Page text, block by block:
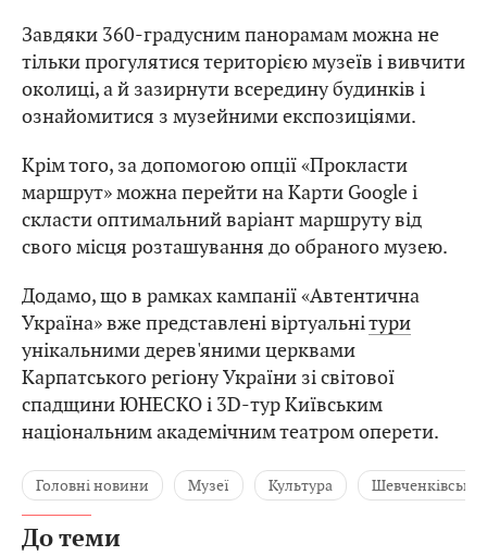
Завдяки 360-градусним панорамам можна не
тільки прогулятися територією музеїв і вивчити
околиці, а й зазирнути всередину будинків і
ознайомитися з музейними експозиціями.
Крім того, за допомогою опції «Прокласти
маршрут» можна перейти на Карти Google і
скласти оптимальний варіант маршруту від
свого місця розташування до обраного музею.
Додамо, що в рамках кампанії «Автентична
Україна» вже представлені віртуальнітури
унікальними дерев'яними церквами
Карпатського регіону України зі світової
спадщини ЮНЕСКО і 3D-тур Київським
національним академічним театром оперети.
Головні новини Музеї Культура
До теми